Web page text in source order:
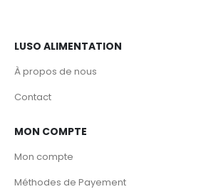
LUSO ALIMENTATION
À propos de nous
Contact
MON COMPTE
Mon compte
Méthodes de Payement